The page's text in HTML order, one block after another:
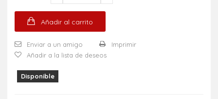
Añadir al carrito
Enviar a un amigo
Imprimir
Añadir a la lista de deseos
Disponible